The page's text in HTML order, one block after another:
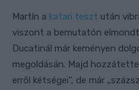
Martín a katari teszt után
viszont a bemutatón
Ducatinál már keményen
megoldásán. Majd
erről kétségei”, de már